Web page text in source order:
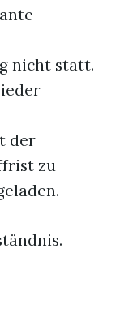
nicht statt.
der
zu